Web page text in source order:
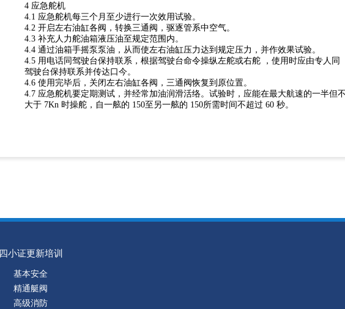
4 应急舵机
4.1 应急舵机每三个月至少进行一次效用试验。
4.2 开启左右油缸各阀，转换三通阀，驱逐管系中空气。
4.3 补充人力舵油箱液压油至规定范围内。
4.4 通过油箱手摇泵泵油，从而使左右油缸压力达到规定压力，并作效果试验。
4.5 用电话同驾驶台保持联系，根据驾驶台命令操纵左舵或右舵 ，使用时应由专人同
驾驶台保持联系并传达口今。
4.6 使用完毕后，关闭左右油缸各阀，三通阀恢复到原位置。
4.7 应急舵机要定期测试，并经常加油润滑活络。试验时，应能在最大航速的一半但
大于 7Kn 时操舵，自一舷的 150至另一舷的 150所需时间不超过 60 秒。
四小证更新培训
基本安全
精通艇阀
高级消防